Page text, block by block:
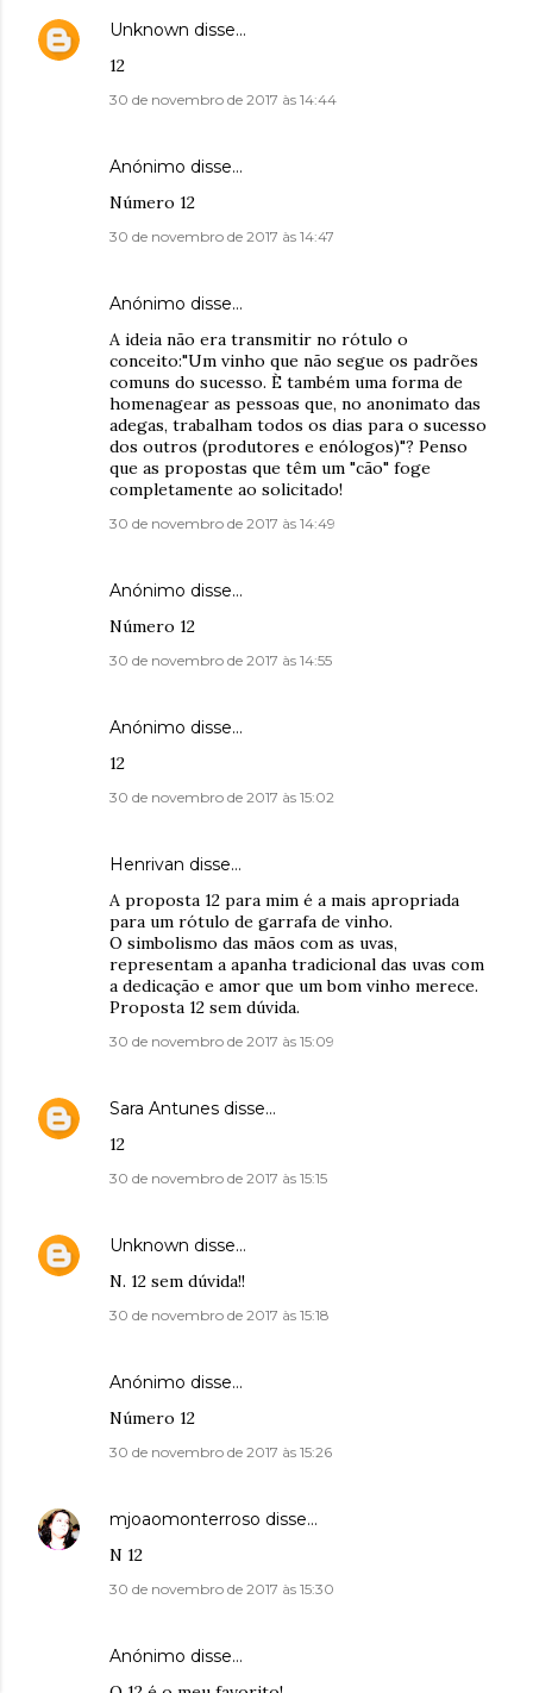
Unknown disse…
12
30 de novembro de 2017 às 14:44
Anónimo disse…
Número 12
30 de novembro de 2017 às 14:47
Anónimo disse…
A ideia não era transmitir no rótulo o
conceito:"Um vinho que não segue os padrões
comuns do sucesso. È também uma forma de
homenagear as pessoas que, no anonimato das
adegas, trabalham todos os dias para o sucesso
dos outros (produtores e enólogos)"? Penso
que as propostas que têm um "cão" foge
completamente ao solicitado!
30 de novembro de 2017 às 14:49
Anónimo disse…
Número 12
30 de novembro de 2017 às 14:55
Anónimo disse…
12
30 de novembro de 2017 às 15:02
Henrivan disse…
A proposta 12 para mim é a mais apropriada
para um rótulo de garrafa de vinho.
O simbolismo das mãos com as uvas,
representam a apanha tradicional das uvas com
a dedicação e amor que um bom vinho merece.
Proposta 12 sem dúvida.
30 de novembro de 2017 às 15:09
Sara Antunes disse…
12
30 de novembro de 2017 às 15:15
Unknown disse…
N. 12 sem dúvida!!
30 de novembro de 2017 às 15:18
Anónimo disse…
Número 12
30 de novembro de 2017 às 15:26
mjoaomonterroso disse…
N 12
30 de novembro de 2017 às 15:30
Anónimo disse…